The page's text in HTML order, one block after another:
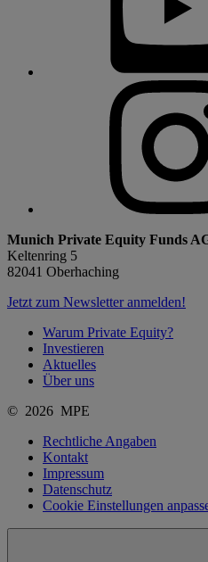
Munich Private Equity Funds
Keltenring 5
82041 Oberhaching
Jetzt zum Newsletter anmelden!
Warum Private Equity?
Investieren
Aktuelles
Über uns
© 2026 MPE
Rechtliche Angaben
Kontakt
Impressum
Datenschutz
Cookie Einstellungen